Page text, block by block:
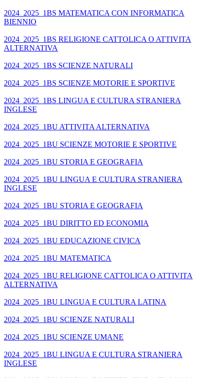
2024_2025_1BS MATEMATICA CON INFORMATICA
BIENNIO
2024_2025_1BS RELIGIONE CATTOLICA O ATTIVITA
ALTERNATIVA
2024_2025_1BS SCIENZE NATURALI
2024_2025_1BS SCIENZE MOTORIE E SPORTIVE
2024_2025_1BS LINGUA E CULTURA STRANIERA
INGLESE
2024_2025_1BU ATTIVITA ALTERNATIVA
2024_2025_1BU SCIENZE MOTORIE E SPORTIVE
2024_2025_1BU STORIA E GEOGRAFIA
2024_2025_1BU LINGUA E CULTURA STRANIERA
INGLESE
2024_2025_1BU STORIA E GEOGRAFIA
2024_2025_1BU DIRITTO ED ECONOMIA
2024_2025_1BU EDUCAZIONE CIVICA
2024_2025_1BU MATEMATICA
2024_2025_1BU RELIGIONE CATTOLICA O ATTIVITA
ALTERNATIVA
2024_2025_1BU LINGUA E CULTURA LATINA
2024_2025_1BU SCIENZE NATURALI
2024_2025_1BU SCIENZE UMANE
2024_2025_1BU LINGUA E CULTURA STRANIERA
INGLESE